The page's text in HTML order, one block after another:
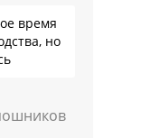
время
но